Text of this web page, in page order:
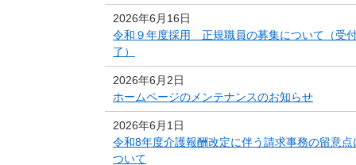
2026年6月16日
令和９年度採用 正規職員の募集について（受
了）
2026年6月2日
ホームページのメンテナンスのお知らせ
2026年6月1日
令和8年度介護報酬改定に伴う請求事務の留意点
ついて